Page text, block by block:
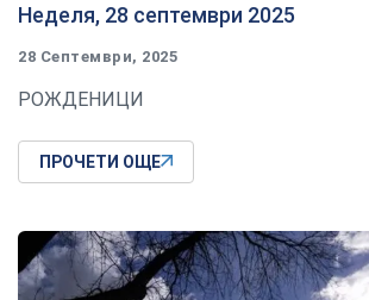
Неделя, 28 септември 2025
28 Септември, 2025
РОЖДЕНИЦИ
ПРОЧЕТИ ОЩЕ